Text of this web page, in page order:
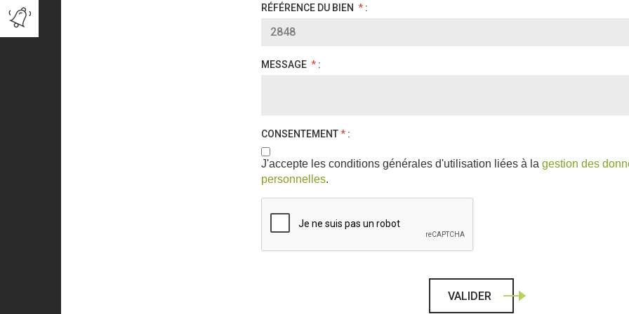
*:
*:
CONSENTEMENT*:
J'accepte les conditions générales d'utilisation liées à la gestion des
personnelles.
VALIDER